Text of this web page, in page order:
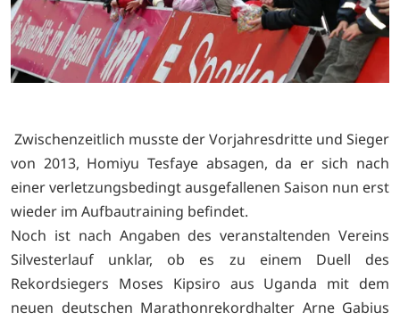
Zwischenzeitlich musste der Vorjahresdritte und Sieger
von 2013, Homiyu Tesfaye absagen, da er sich nach
einer verletzungsbedingt ausgefallenen Saison nun erst
wieder im Aufbautraining befindet.
Noch ist nach Angaben des veranstaltenden Vereins
Silvesterlauf unklar, ob es zu einem Duell des
Rekordsiegers Moses Kipsiro aus Uganda mit dem
neuen deutschen Marathonrekordhalter Arne Gabius